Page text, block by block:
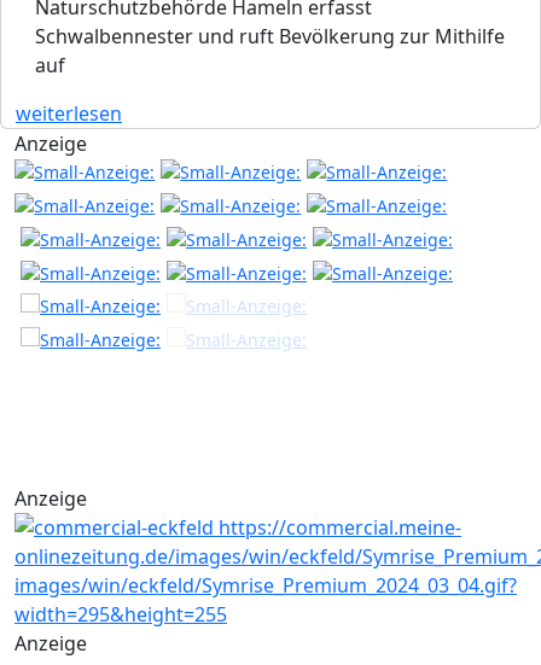
Naturschutzbehörde Hameln erfasst
Schwalbennester und ruft Bevölkerung zur Mithilfe
auf
weiterlesen
Anzeige
Anzeige
Anzeige